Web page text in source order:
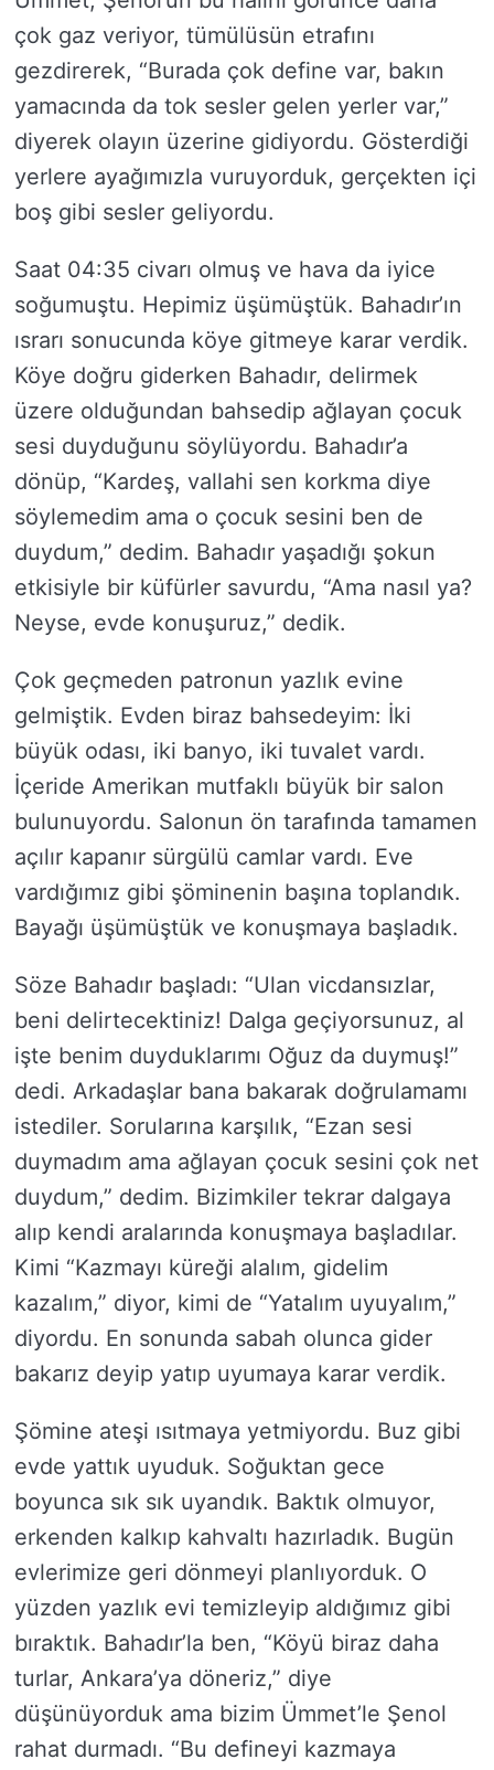
çok gaz veriyor, tümülüsün etrafını
gezdirerek, “Burada çok define var, bakın
yamacında da tok sesler gelen yerler var,”
diyerek olayın üzerine gidiyordu. Gösterdiği
yerlere ayağımızla vuruyorduk, gerçekten içi
boş gibi sesler geliyordu.
Saat 04:35 civarı olmuş ve hava da iyice
soğumuştu. Hepimiz üşümüştük. Bahadır’ın
ısrarı sonucunda köye gitmeye karar verdik.
Köye doğru giderken Bahadır, delirmek
üzere olduğundan bahsedip ağlayan çocuk
sesi duyduğunu söylüyordu. Bahadır’a
dönüp, “Kardeş, vallahi sen korkma diye
söylemedim ama o çocuk sesini ben de
duydum,” dedim. Bahadır yaşadığı şokun
etkisiyle bir küfürler savurdu, “Ama nasıl ya?
Neyse, evde konuşuruz,” dedik.
Çok geçmeden patronun yazlık evine
gelmiştik. Evden biraz bahsedeyim: İki
büyük odası, iki banyo, iki tuvalet vardı.
İçeride Amerikan mutfaklı büyük bir salon
bulunuyordu. Salonun ön tarafında tamamen
açılır kapanır sürgülü camlar vardı. Eve
vardığımız gibi şöminenin başına toplandık.
Bayağı üşümüştük ve konuşmaya başladık.
Söze Bahadır başladı: “Ulan vicdansızlar,
beni delirtecektiniz! Dalga geçiyorsunuz, al
işte benim duyduklarımı Oğuz da duymuş!”
dedi. Arkadaşlar bana bakarak doğrulamamı
istediler. Sorularına karşılık, “Ezan sesi
duymadım ama ağlayan çocuk sesini çok net
duydum,” dedim. Bizimkiler tekrar dalgaya
alıp kendi aralarında konuşmaya başladılar.
Kimi “Kazmayı küreği alalım, gidelim
kazalım,” diyor, kimi de “Yatalım uyuyalım,”
diyordu. En sonunda sabah olunca gider
bakarız deyip yatıp uyumaya karar verdik.
Şömine ateşi ısıtmaya yetmiyordu. Buz gibi
evde yattık uyuduk. Soğuktan gece
boyunca sık sık uyandık. Baktık olmuyor,
erkenden kalkıp kahvaltı hazırladık. Bugün
evlerimize geri dönmeyi planlıyorduk. O
yüzden yazlık evi temizleyip aldığımız gibi
bıraktık. Bahadır’la ben, “Köyü biraz daha
turlar, Ankara’ya döneriz,” diye
düşünüyorduk ama bizim Ümmet’le Şenol
rahat durmadı. “Bu defineyi kazmaya